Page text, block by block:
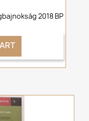
2018 BP